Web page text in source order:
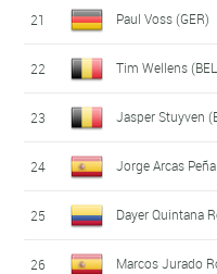
21 Paul Voss (GER)
22 Tim Wellens
23 Jasper Stuyven
24 Jorge Arcas Peña
25 Dayer Quintana
26 Marcos Jurado